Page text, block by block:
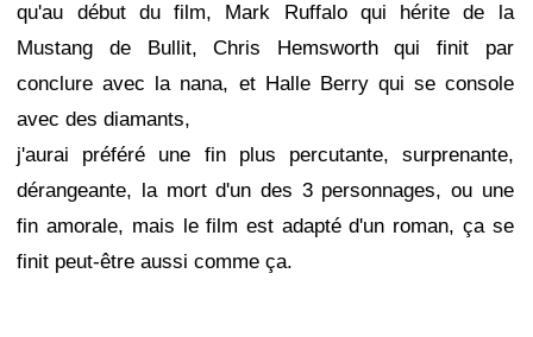
qu'au début du film, Mark Ruffalo qui hérite de la
Mustang de Bullit, Chris Hemsworth qui finit par
conclure avec la nana, et Halle Berry qui se console
avec des diamants,
j'aurai préféré une fin plus percutante, surprenante,
dérangeante, la mort d'un des 3 personnages, ou une
fin amorale, mais le film est adapté d'un roman, ça se
finit peut-être aussi comme ça.